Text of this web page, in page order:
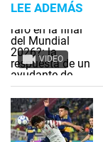
LEE ADEMÁS
VIDEO